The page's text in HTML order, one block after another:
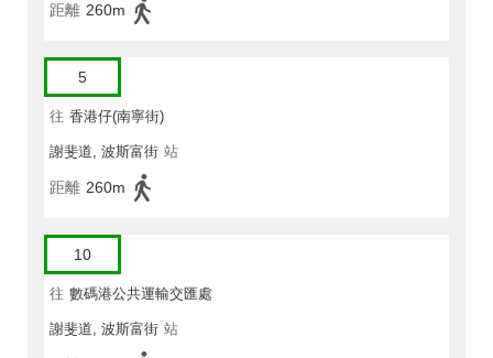
距離 260m
5
往 香港仔(南寧街)
謝斐道, 波斯富街 站
距離 260m
10
往 數碼港公共運輸交匯處
謝斐道, 波斯富街 站